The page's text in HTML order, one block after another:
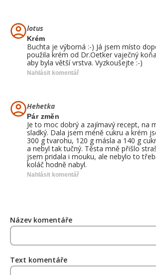
lotus
Krém
Buchta je výborná :-) Já jsem místo
použila krém od Dr.Oetker vaječný
aby byla větší vrstva. Vyzkoušejte :-)
Nahlásit komentář
Hehetka
Pár změn
Je to moc dobrý a zajímavý recept, na
sladký. Dala jsem méně cukru a krém
300 g tvarohu, 120 g másla a 140 g
a nebyl tak tučný. Těsta mně přišlo
jsem pridala i mouku, ale nebylo to
koláč hodně nabyl.
Nahlásit komentář
Název komentáře
Text komentáře